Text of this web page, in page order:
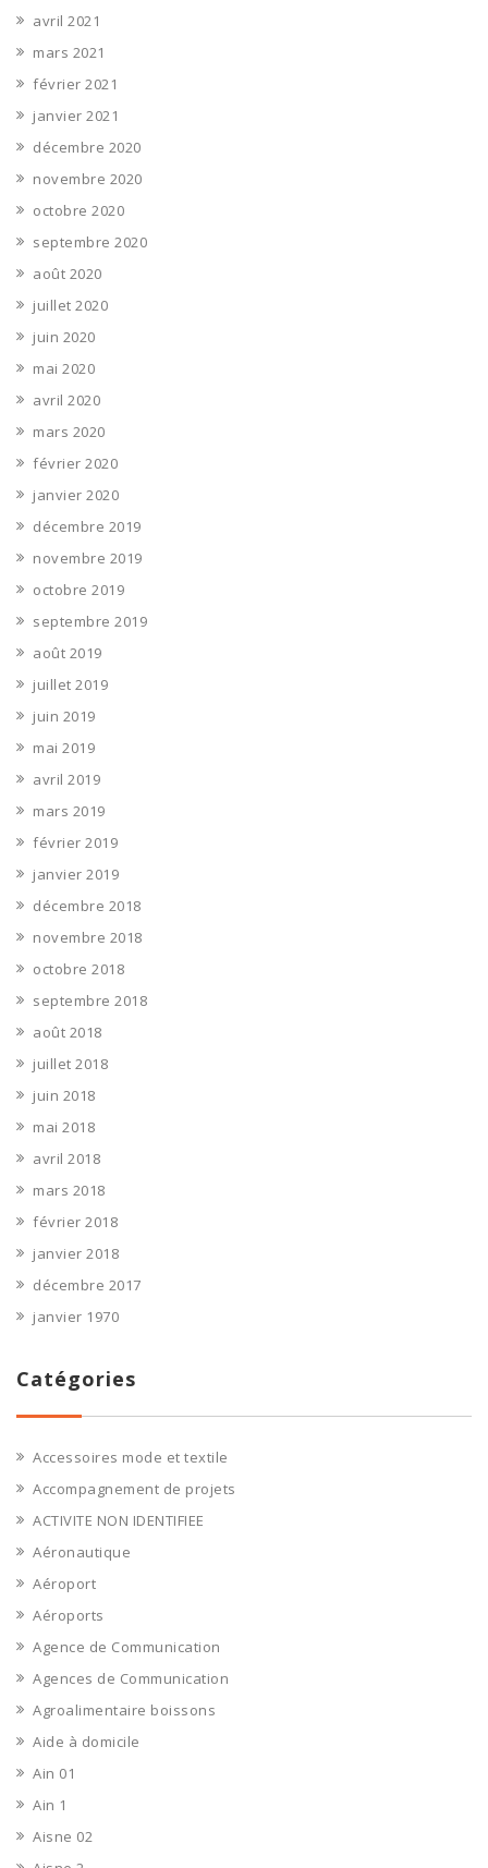
avril 2021
mars 2021
février 2021
janvier 2021
décembre 2020
novembre 2020
octobre 2020
septembre 2020
août 2020
juillet 2020
juin 2020
mai 2020
avril 2020
mars 2020
février 2020
janvier 2020
décembre 2019
novembre 2019
octobre 2019
septembre 2019
août 2019
juillet 2019
juin 2019
mai 2019
avril 2019
mars 2019
février 2019
janvier 2019
décembre 2018
novembre 2018
octobre 2018
septembre 2018
août 2018
juillet 2018
juin 2018
mai 2018
avril 2018
mars 2018
février 2018
janvier 2018
décembre 2017
janvier 1970
Catégories
Accessoires mode et textile
Accompagnement de projets
ACTIVITE NON IDENTIFIEE
Aéronautique
Aéroport
Aéroports
Agence de Communication
Agences de Communication
Agroalimentaire boissons
Aide à domicile
Ain 01
Ain 1
Aisne 02